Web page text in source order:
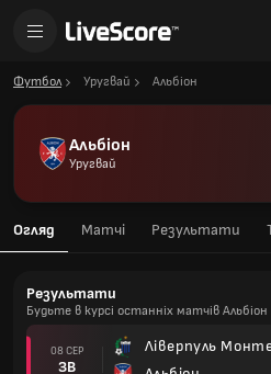
Футбол Уругвай Альбіон
Альбіон
Уругвай
Огляд Матчі Результати
Результати
Будьте в курсі останніх матчів Альбіон
08 СЕР
ЗВ
Ліверпуль